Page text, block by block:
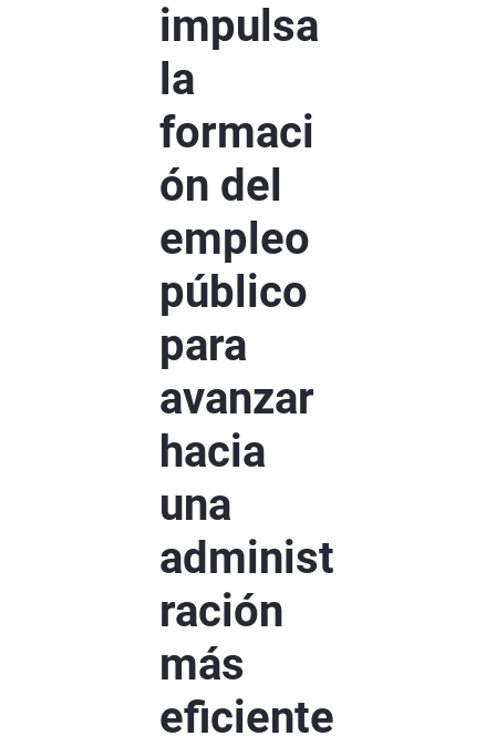
impulsa
la
formaci
ón del
empleo
público
para
avanzar
hacia
una
administ
ración
más
eficiente